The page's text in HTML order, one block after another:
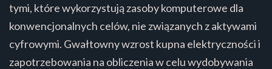
tymi, które wykorzystują zasoby komputerowe dla
konwencjonalnych celów, nie związanych z aktywami
cyfrowymi. Gwałtowny wzrost kupna elektryczności i
zapotrzebowania na obliczenia w celu wydobywania